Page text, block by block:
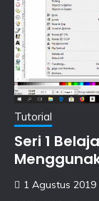
Tutorial
Seri 1
1 Agustus 2019